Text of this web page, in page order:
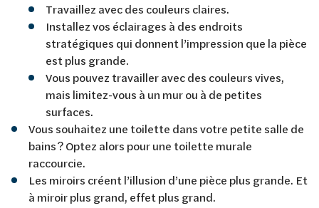
Travaillez avec des couleurs claires.
Installez vos éclairages à des endroits
stratégiques qui donnent l’impression que la pièce
est plus grande.
Vous pouvez travailler avec des couleurs vives,
mais limitez-vous à un mur ou à de petites
surfaces.
Vous souhaitez une toilette dans votre petite salle de
bains ? Optez alors pour une toilette murale
raccourcie.
Les miroirs créent l’illusion d’une pièce plus grande. Et
à miroir plus grand, effet plus grand.